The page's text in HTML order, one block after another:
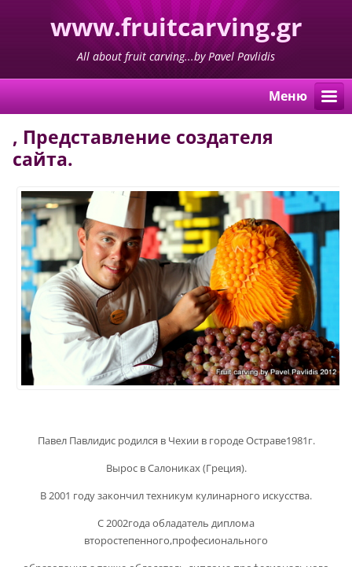
www.fruitcarving.gr
All about fruit carving...by Pavel Pavlidis
Mеню
, Представление создателя
сайта.
Павел Павлидис родился в Чехии в городе Остраве1981г.
Вырос в Салониках (Греция).
В 2001 году закончил техникум кулинарного искусства.
С 2002года обладатель диплома
второстепенного,професионального